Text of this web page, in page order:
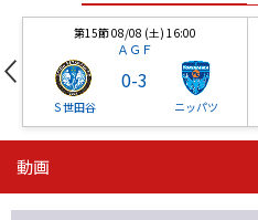
第15節 08/08 (土) 16:00
ＡＧＦ
Ｓ世田谷
0-3
ニッパツ
ニッパツ
動画